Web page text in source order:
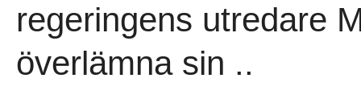
regeringens utredare
överlämna sin ..